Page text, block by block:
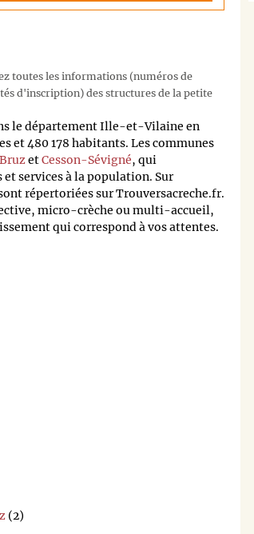
toutes les informations (numéros de
d'inscription) des structures de la petite
le département Ille-et-Vilaine en
et 480 178 habitants. Les communes
BruzetCesson-Sévigné, qui
services à la population. Sur
répertoriées sur Trouversacreche.fr.
micro-crèche ou multi-accueil,
qui correspond à vos attentes.
(2)